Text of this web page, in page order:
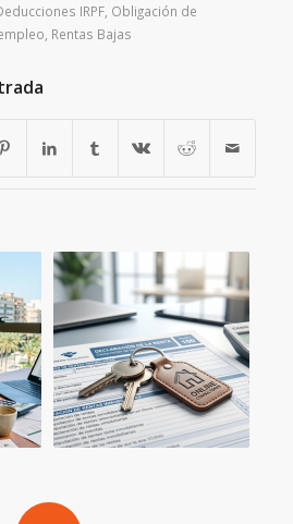
IRPF, Obligación de
Rentas Bajas